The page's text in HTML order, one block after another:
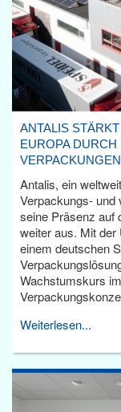
ANTALIS
EUROPA
VERPACKUNGEN
Antalis, ein
Verpackungs- und
seine Präsenz auf
weiter aus. Mit der
einem deutschen
Wachstumskurs
Weiterlesen...